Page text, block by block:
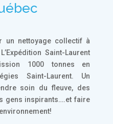
un nettoyage collectif à
Saint-Laurent
1000 tonnes en
Saint-Laurent. Un
soin du fleuve, des
gens inspirants….et faire